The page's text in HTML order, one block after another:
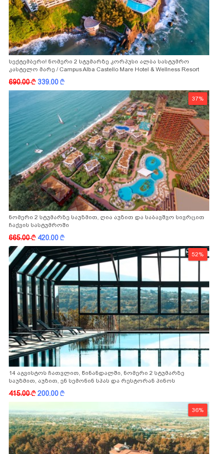
სექტემბერი! ნომერი 2 სტუმარზე კორპუსი ალბა სასტუმრო
კასტელო მარე / Campus Alba Castello Mare Hotel & Wellness Resort
690.00k 339.00k
37%
ნომერი 2 სტუმარზე საუზმით, ღია აუზით და საბავშვო სივრცით
ჩაქვის სასტუმროში
665.00k 420.00k
52%
14 აგვისტოს ჩათვლით, წინანდალში, ნომერი 2 სტუმარზე
საუზმით, აუზით, ენ სემონინ სპას და რესტორან პინოს
ფასდაკლებით
415.00k200.00k
36%